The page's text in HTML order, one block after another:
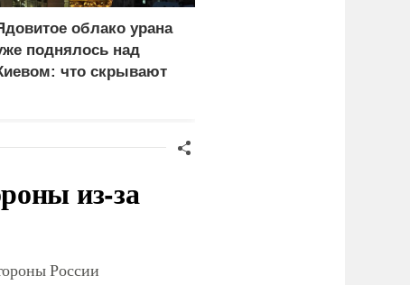
облако урана
поднялось над
что скрывают
из-за
России